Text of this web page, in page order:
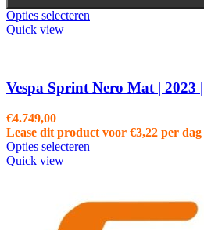
Opties selecteren
Quick view
Vespa Sprint Nero Mat | 2023
€4.749,00
Lease dit product voor €3,22 per dag
Opties selecteren
Quick view